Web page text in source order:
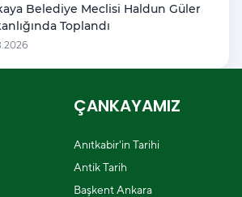
Belediye Meclisi Haldun Güler
Toplandı
ÇANKAYAMIZ
Anıtkabir'in Tarihi
Antik Tarih
Başkent Ankara